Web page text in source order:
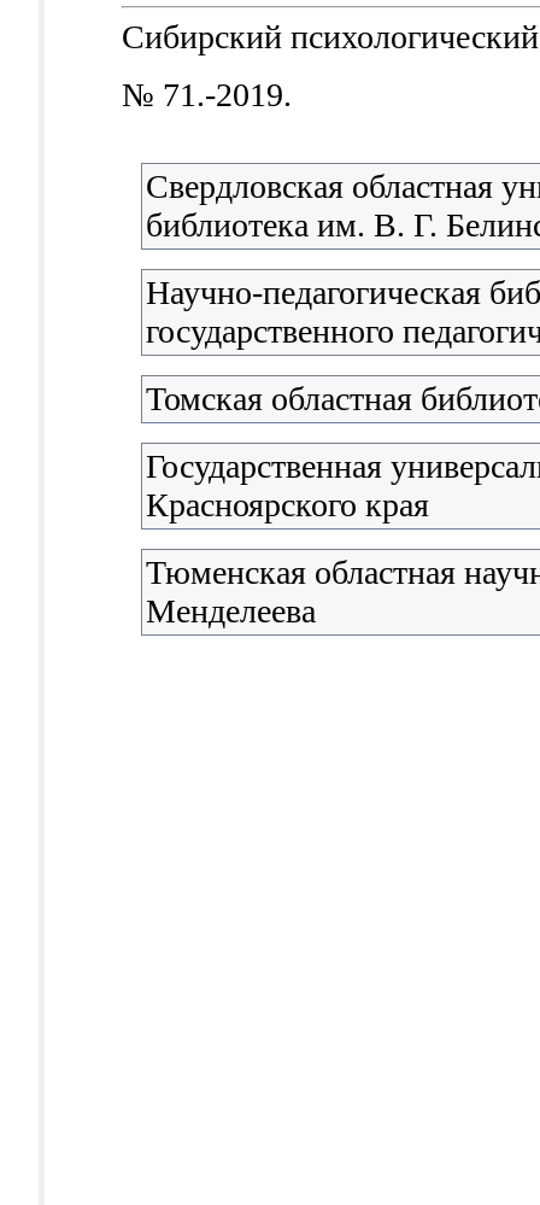
Сибирский
№ 71.-2019.
Свердловская областная
библиотека им. В. Г.
Научно-педагогическая
государственного
Томская областная
Государственная
Красноярского края
Тюменская областная
Менделеева